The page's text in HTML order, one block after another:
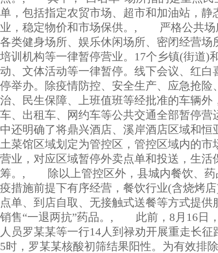
单，包括指定农贸市场、超市和加油站，静
业，稳定物价和市场保供。, 严格公共场
各类健身场所、娱乐休闲场所、密闭经营场
培训机构等一律暂停营业。17个乡镇(街道)
动、文体活动等一律暂停。线下会议、红白
停举办。除疫情防控、安全生产、应急抢险
治、民生保障、上班值班等经批准的车辆外
车、出租车、网约车等公共交通全部暂
中还明确了将鼎兴酒店、溪岸酒店区域和恒
土菜馆区域划定为管控区，管控区域内的市
营业，对应区域暂停外卖点单和投送，生活
筹。, 除以上管控区外，县城内餐饮、药
疫措施前提下有序经营，餐饮行业(含烧烤
点单、到店自取、无接触式送餐等方式提供
销售“一退两抗”药品。, 此前，8月16日
人员罗某某等一行14人到禄劝开展重走长
5时，罗某某核酸初筛结果阳性。为有效排